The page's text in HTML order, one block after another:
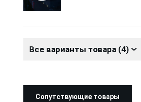
Все варианты товара (4)
Сопутствующие товары